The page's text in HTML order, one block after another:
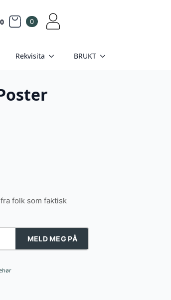
0 0
Rekvisita BRUKT
folk som faktisk
MELD MEG PÅ